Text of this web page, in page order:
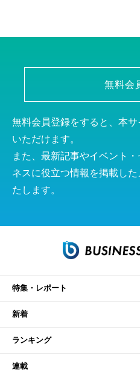
無料会
無料会員登録をすると、本
いただけます。
また、最新記事やイベント
ネスに役立つ情報を掲載し
たします。
特集・レポート
新着
ランキング
連載